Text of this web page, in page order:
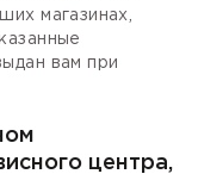
магазинах,
вам при
центра,